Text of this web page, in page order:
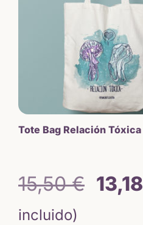
Tote Bag Relación Tóxica
15,50€ El
13,18
incluido)